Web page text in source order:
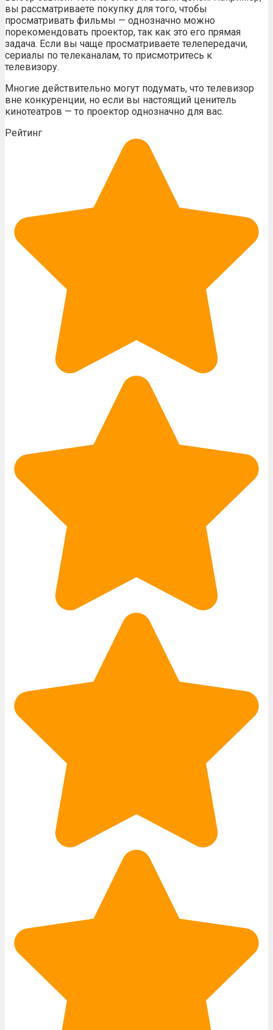
вы рассматриваете покупку для того, чтобы
просматривать фильмы — однозначно можно
порекомендовать проектор, так как это его прямая
задача. Если вы чаще просматриваете телепередачи,
сериалы по телеканалам, то присмотритесь к
телевизору.
Многие действительно могут подумать, что телевизор
вне конкуренции, но если вы настоящий ценитель
кинотеатров — то проектор однозначно для вас.
Рейтинг